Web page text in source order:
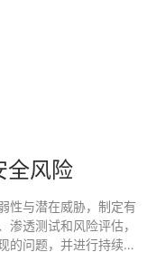
全风险
性与潜在威胁，制定有
透测试和风险评估，
的问题，并进行持续监